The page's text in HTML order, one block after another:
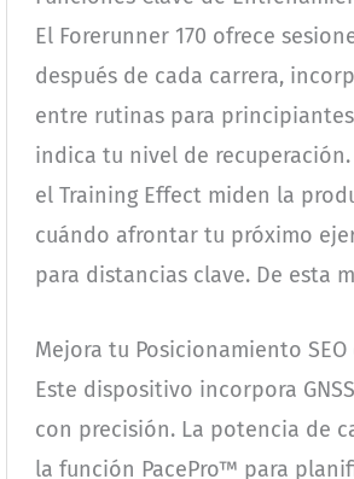
El Forerunner 170 ofrece
después de cada carrera,
entre rutinas para
indica tu nivel de
el Training Effect miden la
cuándo afrontar tu próximo
para distancias clave. De esta
Mejora tu Posicionamiento
Este dispositivo incorpora
con precisión. La potencia de
la función PacePro™ para